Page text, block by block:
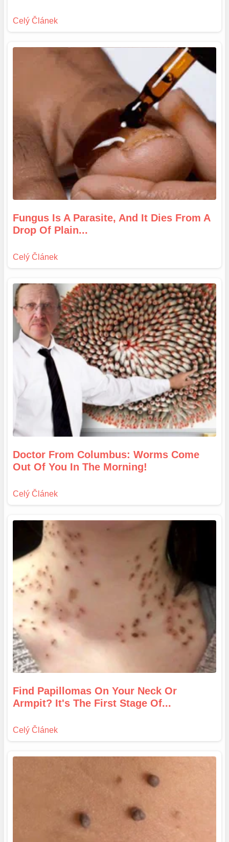
Fungus Is A Parasite, And It Dies From A
Drop Of Plain...
Doctor From Columbus: Worms Come
Out Of You In The Morning!
Find Papillomas On Your Neck Or
Armpit? It's The First Stage Of...